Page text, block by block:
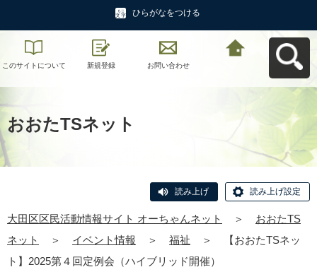
ひらがなをつける
このサイトについて 新規登録 お問い合わせ
おおたTSネット
読み上げ 読み上げ設定
大田区区民活動情報サイト オーちゃんネット ＞
おおたTS
ネット
＞ イベント情報 ＞ 福祉 ＞
【おおたTSネッ
ト】2025第４回定例会（ハイブリッド開催）